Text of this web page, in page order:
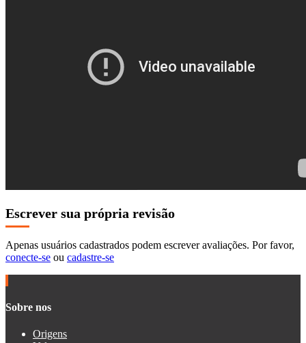
Escrever sua própria revisão
Apenas usuários cadastrados podem escrever avaliações. Por favor,
conecte-se ou cadastre-se
Sobre nos
Origens